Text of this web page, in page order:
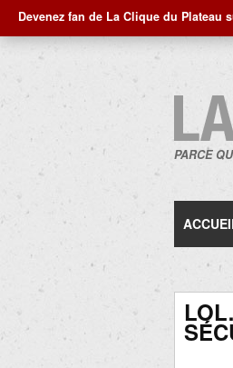
Devenez fan de La Clique du Plateau
PARCE